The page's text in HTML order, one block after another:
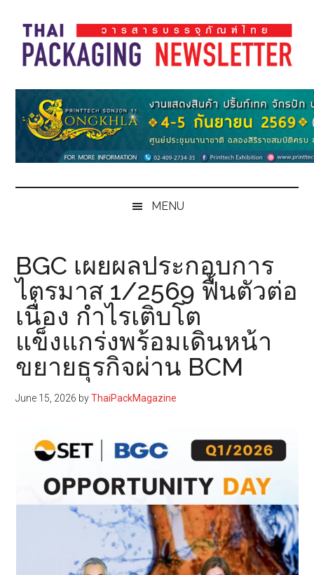
main
content
secondary
menu
primary
sidebar
footer
Thai
Pack
Magazine
Pack
Magazine
MENU
BGC เผยผลประกอบการ
ไตรมาส 1/2569 ฟื้นตัวต่อ
เนื่อง กำไรเติบโต
แข็งแกร่งพร้อมเดินหน้า
ขยายธุรกิจผ่าน BCM
June 15, 2026 byThaiPackMagazine